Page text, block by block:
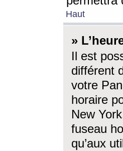
Haut
»
Il est
différent
votre
horaire
New
fuseau
qu’aux